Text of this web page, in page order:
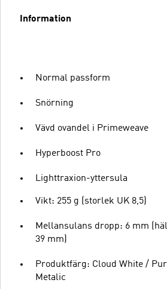
Information
Normal passform
Snörning
Vävd ovandel i Primeweave
Hyperboost Pro
Lighttraxion-yttersula
Vikt: 255 g (storlek UK 8,5)
Mellansulans dropp: 6 mm
39 mm)
Produktfärg: Cloud White /
Metalic